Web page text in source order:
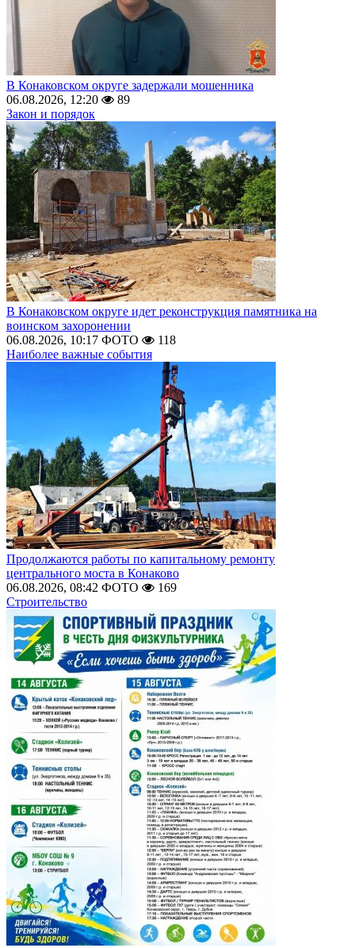
В Конаковском округе задержали мошенника
06.08.2026, 12:20
89
Закон и порядок
В Конаковском округе идет реконструкция памятника на
воинском захоронении
06.08.2026, 10:17 ФОТО
118
Наиболее важные события
Продолжаются работы по капитальному ремонту
центрального моста в Конаково
06.08.2026, 08:42 ФОТО
169
Строительство